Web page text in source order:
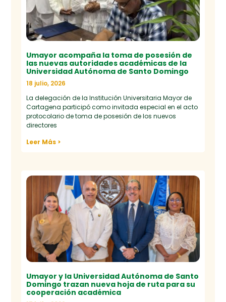
Umayor acompaña la toma de posesión de
las nuevas autoridades académicas de la
Universidad Autónoma de Santo Domingo
18 julio, 2026
La delegación de la Institución Universitaria Mayor de
Cartagena participó como invitada especial en el acto
protocolario de toma de posesión de los nuevos
directores
Leer Más >
Umayor y la Universidad Autónoma de Santo
Domingo trazan nueva hoja de ruta para su
cooperación académica